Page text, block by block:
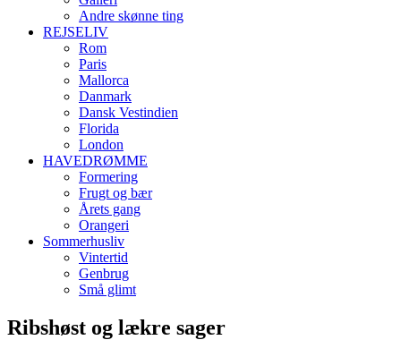
Andre skønne ting
REJSELIV
Rom
Paris
Mallorca
Danmark
Dansk Vestindien
Florida
London
HAVEDRØMME
Formering
Frugt og bær
Årets gang
Orangeri
Sommerhusliv
Vintertid
Genbrug
Små glimt
Ribshøst og lækre sager